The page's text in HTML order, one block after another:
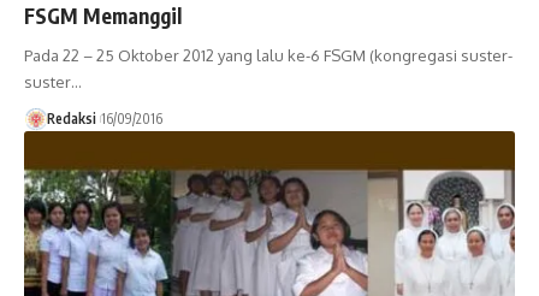
FSGM Memanggil
Pada 22 – 25 Oktober 2012 yang lalu ke-6 FSGM (kongregasi suster-
suster…
Redaksi 16/09/2016